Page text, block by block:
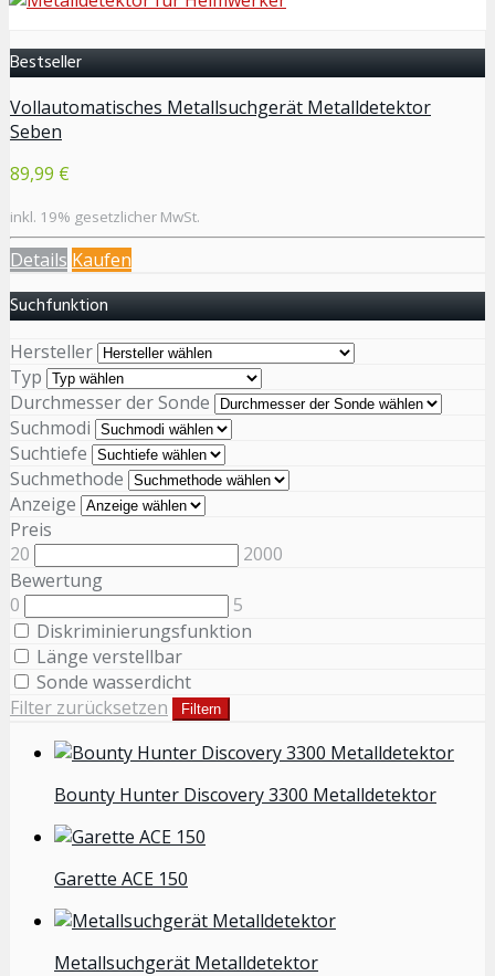
Bestseller
Vollautomatisches Metallsuchgerät Metalldetektor
Seben
89,99 €
inkl. 19% gesetzlicher MwSt.
Details Kaufen
Suchfunktion
Hersteller
Typ
Durchmesser der Sonde
Suchmodi
Suchtiefe
Suchmethode
Anzeige
Preis
20
2000
Bewertung
0
5
Diskriminierungsfunktion
Länge verstellbar
Sonde wasserdicht
Filter zurücksetzen
Filtern
Bounty Hunter Discovery 3300 Metalldetektor
Garette ACE 150
Metallsuchgerät Metalldetektor